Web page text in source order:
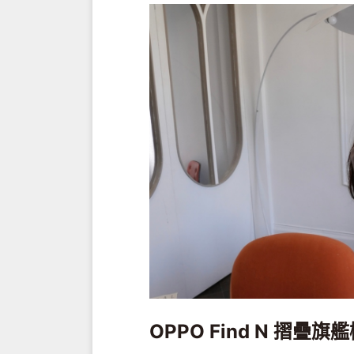
OPPO Find N 摺疊旗艦